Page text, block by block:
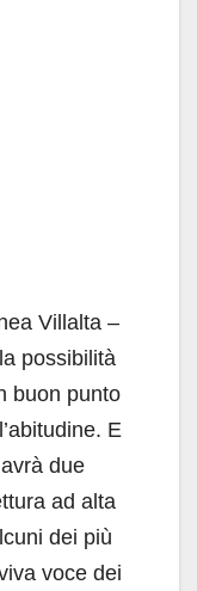
Villalta –
possibilità
buon punto
E
due
ad alta
dei più
voce dei